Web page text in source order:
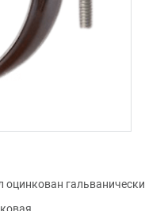
оцинкован гальванически